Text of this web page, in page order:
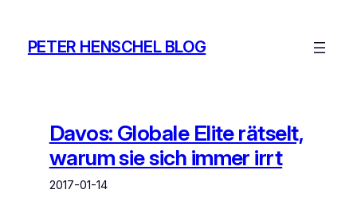
springen
PETER HENSCHEL BLOG
Davos: Globale Elite rätselt,
warum sie sich immer irrt
2017-01-14